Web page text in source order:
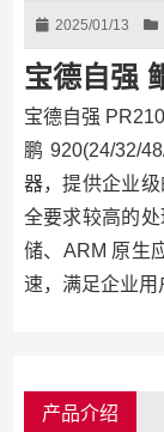
2025/01/13
宝德自强
宝德自强
鹏 920(24/32/
器，提供企业
全要求较高的
储、ARM 原生
速，满足企业用
产品介绍